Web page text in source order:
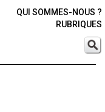
QUI SOMMES-NOUS ?
RUBRIQUES